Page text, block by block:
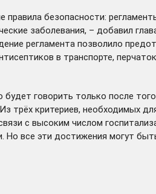
безопасности:
заболевания, – добавил
регламента позволило
в транспорте,
говорить только после
трёх критериев, необходимых
с высоким числом
все эти достижения могут